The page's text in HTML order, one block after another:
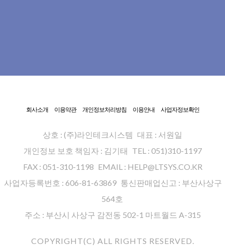
회사소개 이용약관 개인정보처리방침 이용안내 사업자정보확인
상호 : (주)라인테크시스템 대표 : 서원일
개인정보 보호 책임자 : 김기태 TEL : 051)310-1197
FAX : 051-310-1198 EMAIL : HELP@LTSYS.CO.KR
사업자등록번호 : 606-81-63869 통신판매업신고 : 부산사상구
564호
주소 : 부산시 사상구 감전동 502-1 마트월드 A-315
COPYRIGHT(C) ALL RIGHTS RESERVED.